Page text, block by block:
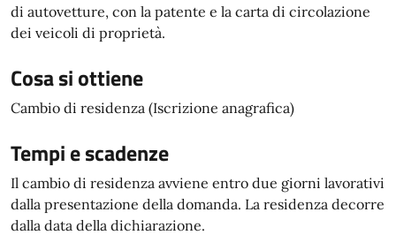
di autovetture, con la patente e la carta di circolazione
dei veicoli di proprietà.
Cosa si ottiene
Cambio di residenza (Iscrizione anagrafica)
Tempi e scadenze
Il cambio di residenza avviene entro due giorni lavorativi
dalla presentazione della domanda. La residenza decorre
dalla data della dichiarazione.